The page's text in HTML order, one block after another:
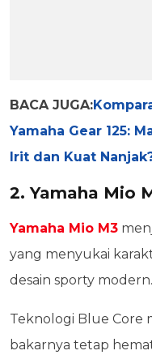
BACA JUGA:
Yamaha Gear 125:
Irit dan Kuat
2. Yamaha Mio
Yamaha Mio M3
yang menyukai
desain sporty modern.
Teknologi Blue Core
bakarnya tetap